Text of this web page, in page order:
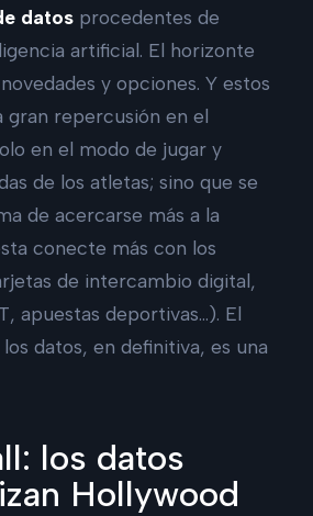
datos procedentes de
artificial. El horizonte
y opciones. Y estos
gran repercusión en el
en el modo de jugar y
de los atletas; sino que se
de acercarse más a la
conecte más con los
de intercambio digital,
apuestas deportivas…). El
datos, en definitiva, es una
los datos
Hollywood